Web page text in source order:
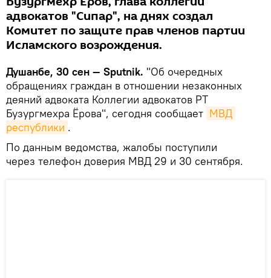
адвокатов "Сипар", на днях создал
Комитет по защите прав членов партии
Исламского возрождения.
Душанбе, 30 сен — Sputnik. "Об очередных
обращениях граждан в отношении незаконных
деяний адвоката Коллегии адвокатов РТ
Бузургмехра Ёрова", сегодня сообщает МВД
республики .
По данным ведомства, жалобы поступили
через телефон доверия МВД 29 и 30 сентября.